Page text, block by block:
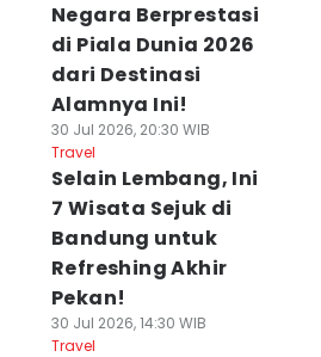
Negara Berprestasi
di Piala Dunia 2026
dari Destinasi
Alamnya Ini!
30 Jul 2026, 20:30 WIB
Travel
Selain Lembang, Ini
7 Wisata Sejuk di
Bandung untuk
Refreshing Akhir
Pekan!
30 Jul 2026, 14:30 WIB
Travel